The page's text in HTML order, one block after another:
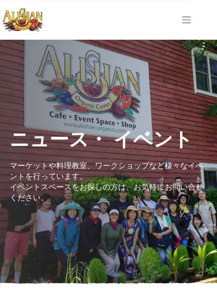
ン
テ
ツ
へ
ス
キ
ッ
プ
ニュース・ イベント
マーケットや料理教室、ワークショップなど様々なイベ
ントを行っています。
イベントスペースをお探しの方は、お気軽にお問い合せ
ください。